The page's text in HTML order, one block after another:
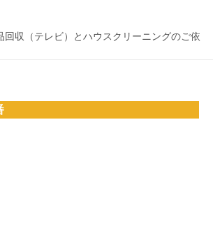
回収（テレビ）とハウスクリーニングのご依